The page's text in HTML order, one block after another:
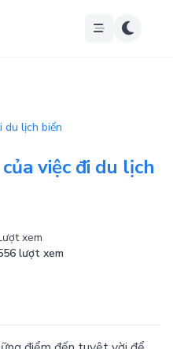
du lịch biển
việc đi du lịch
xem
lượt xem